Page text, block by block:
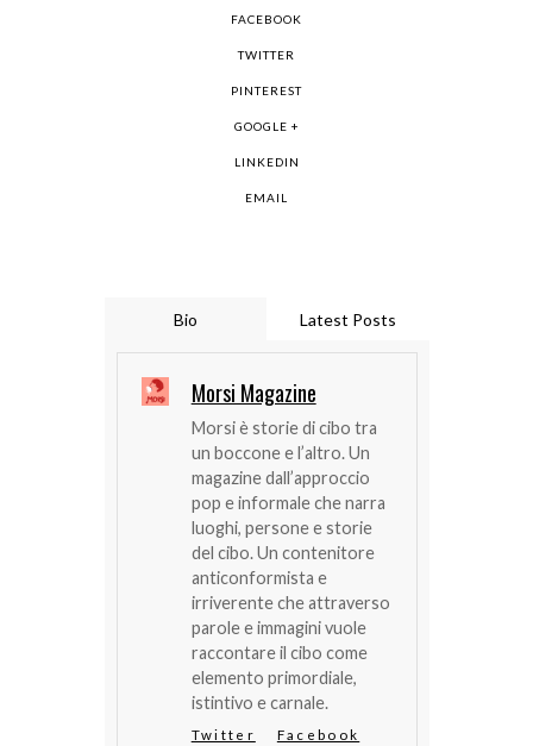
FACEBOOK
TWITTER
PINTEREST
GOOGLE +
LINKEDIN
EMAIL
Bio Latest Posts
Morsi Magazine
Morsi è storie di cibo tra
un boccone e l’altro. Un
magazine dall’approccio
pop e informale che narra
luoghi, persone e storie
del cibo. Un contenitore
anticonformista e
irriverente che attraverso
parole e immagini vuole
raccontare il cibo come
elemento primordiale,
istintivo e carnale.
Twitter Facebook